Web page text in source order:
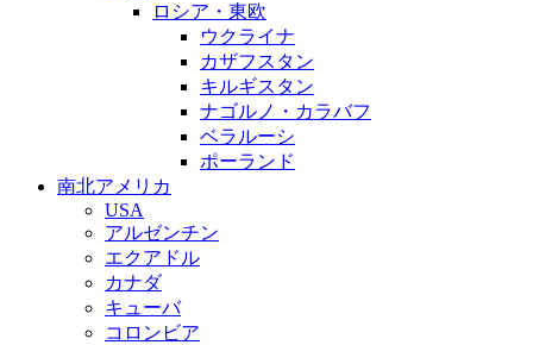
ロシア・東欧
ウクライナ
カザフスタン
キルギスタン
ナゴルノ・カラバフ
ベラルーシ
ポーランド
南北アメリカ
USA
アルゼンチン
エクアドル
カナダ
キューバ
コロンビア